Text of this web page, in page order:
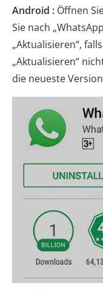
Android : Öffnen
Sie nach
„Aktualisieren“,
„Aktualisieren“
die neueste